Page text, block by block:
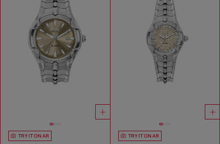
TRY IT ON AR TRY IT ON AR